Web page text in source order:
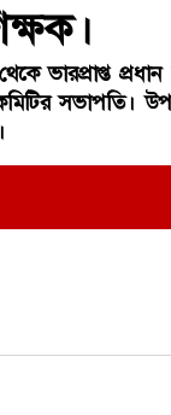
ভারপ্রাপ্ত
সভাপতি।